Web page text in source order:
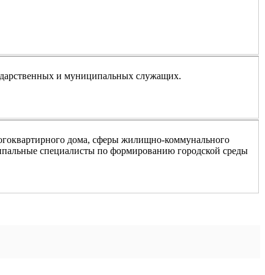
и муниципальных служащих.
дома, сферы жилищно-коммунального
специалисты по формированию городской среды